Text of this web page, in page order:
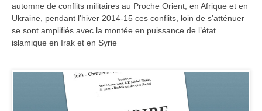
automne de conflits militaires au Proche Orient, en Afrique et en
Ukraine, pendant l’hiver 2014-15 ces conflits, loin de s’atténuer
se sont amplifiés avec la montée en puissance de l’état
islamique en Irak et en Syrie